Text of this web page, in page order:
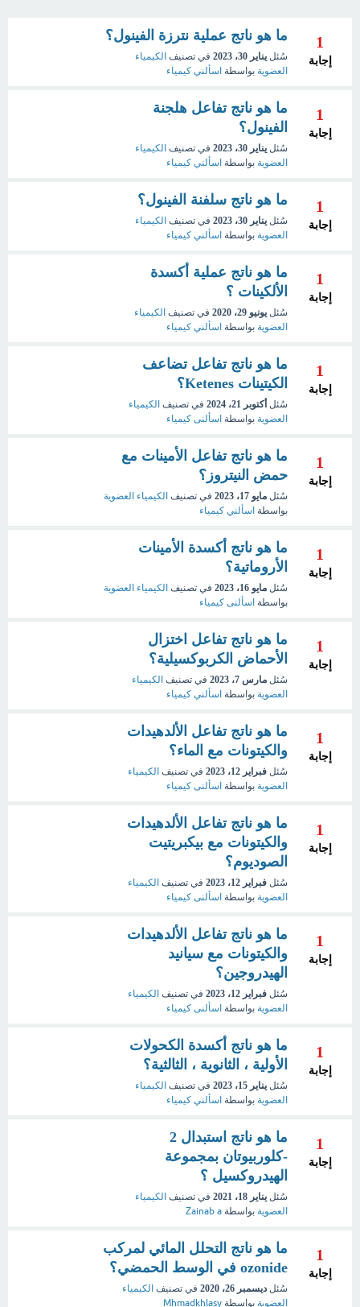
1
إجابة
ما هو ناتج عملية نترزة الفينول؟
سُئل يناير 30، 2023 في تصنيف الكيمياء
العضوية بواسطة اسألني كيمياء
1
إجابة
ما هو ناتج تفاعل هلجنة
الفينول؟
سُئل يناير 30، 2023 في تصنيف الكيمياء
العضوية بواسطة اسألني كيمياء
1
إجابة
ما هو ناتج سلفنة الفينول؟
سُئل يناير 30، 2023 في تصنيف الكيمياء
العضوية بواسطة اسألني كيمياء
1
إجابة
ما هو ناتج عملية أكسدة
الألكينات ؟
سُئل يونيو 29، 2020 في تصنيف الكيمياء
العضوية بواسطة اسألني كيمياء
1
إجابة
ما هو ناتج تفاعل تضاعف
الكيتينات Ketenes؟
سُئل أكتوبر 21، 2024 في تصنيف الكيمياء
العضوية بواسطة اسألنى كيمياء
1
إجابة
ما هو ناتج تفاعل الأمينات مع
حمض النيتروز؟
سُئل مايو 17، 2023 في تصنيف الكيمياء العضوية
بواسطة اسألني كيمياء
1
إجابة
ما هو ناتج أكسدة الأمينات
الأروماتية؟
سُئل مايو 16، 2023 في تصنيف الكيمياء العضوية
بواسطة اسألنى كيمياء
1
إجابة
ما هو ناتج تفاعل اختزال
الأحماض الكربوكسيلية؟
سُئل مارس 7، 2023 في تصنيف الكيمياء
العضوية بواسطة اسألني كيمياء
1
إجابة
ما هو ناتج تفاعل الألدهيدات
والكيتونات مع الماء؟
سُئل فبراير 12، 2023 في تصنيف الكيمياء
العضوية بواسطة اسألنى كيمياء
1
إجابة
ما هو ناتج تفاعل الألدهيدات
والكيتونات مع بيكبريتيت
الصوديوم؟
سُئل فبراير 12، 2023 في تصنيف الكيمياء
العضوية بواسطة اسألنى كيمياء
1
إجابة
ما هو ناتج تفاعل الألدهيدات
والكيتونات مع سيانيد
الهيدروجين؟
سُئل فبراير 12، 2023 في تصنيف الكيمياء
العضوية بواسطة اسألنى كيمياء
1
إجابة
ما هو ناتج أكسدة الكحولات
الأولية ، الثانوية ، الثالثية؟
سُئل يناير 15، 2023 في تصنيف الكيمياء
العضوية بواسطة اسألني كيمياء
1
إجابة
ما هو ناتج استبدال 2
-كلوربيوتان بمجموعة
الهيدروكسيل ؟
سُئل يناير 18، 2021 في تصنيف الكيمياء
العضوية بواسطة Zainab a
1
إجابة
ما هو ناتج التحلل المائي لمركب
ozonide في الوسط الحمضي؟
سُئل ديسمبر 26، 2020 في تصنيف الكيمياء
العضوية بواسطة Mhmadkhlasy